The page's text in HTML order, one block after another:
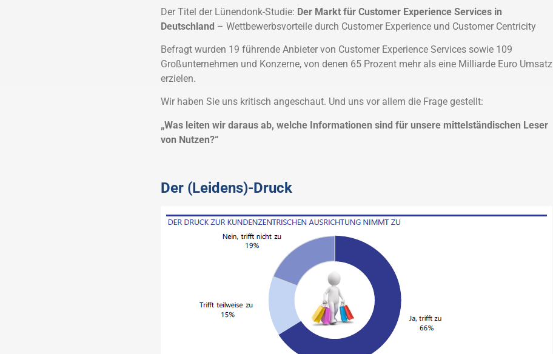
Der Titel der Lünendonk-Studie: Der Markt für Customer Experience Services in
Deutschland – Wettbewerbsvorteile durch Customer Experience und Customer Centricity
Befragt wurden 19 führende Anbieter von Customer Experience Services sowie 109
Großunternehmen und Konzerne, von denen 65 Prozent mehr als eine Milliarde Euro Umsatz
erzielen.
Wir haben Sie uns kritisch angeschaut. Und uns vor allem die Frage gestellt:
„Was leiten wir daraus ab, welche Informationen sind für unsere mittelständischen Leser
von Nutzen?“
Der (Leidens)-Druck